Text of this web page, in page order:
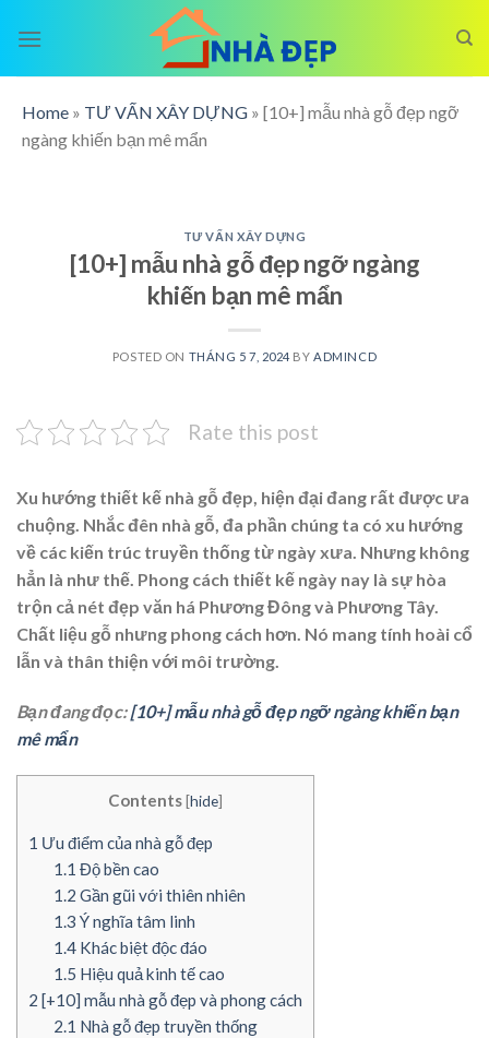
Home » TƯ VẤN XÂY DỰNG » [10+] mẫu nhà gỗ đẹp ngỡ
ngàng khiến bạn mê mẩn
TƯ VẤN XÂY DỰNG
[10+] mẫu nhà gỗ đẹp ngỡ ngàng
khiến bạn mê mẩn
POSTED ON THÁNG 5 7, 2024 BYADMINCD
Rate this post
Xu hướng thiết kế nhà gỗ đẹp, hiện đại đang rất được ưa
chuộng. Nhắc đên nhà gỗ, đa phần chúng ta có xu hướng
về các kiến trúc truyền thống từ ngày xưa. Nhưng không
hẳn là như thế. Phong cách thiết kế ngày nay là sự hòa
trộn cả nét đẹp văn há Phương Đông và Phương Tây.
Chất liệu gỗ nhưng phong cách hơn. Nó mang tính hoài cổ
lẫn và thân thiện với môi trường.
Bạn đang đọc:[10+] mẫu nhà gỗ đẹp ngỡ ngàng khiến bạn
mê mẩn
Contents[hide]
1 Ưu điểm của nhà gỗ đẹp
1.1 Độ bền cao
1.2 Gần gũi với thiên nhiên
1.3 Ý nghĩa tâm linh
1.4Khác biệt độc đáo
1.5 Hiệu quả kinh tế cao
2 [+10] mẫu nhà gỗ đẹp và phong cách
2.1 Nhà gỗ đẹp truyền thống